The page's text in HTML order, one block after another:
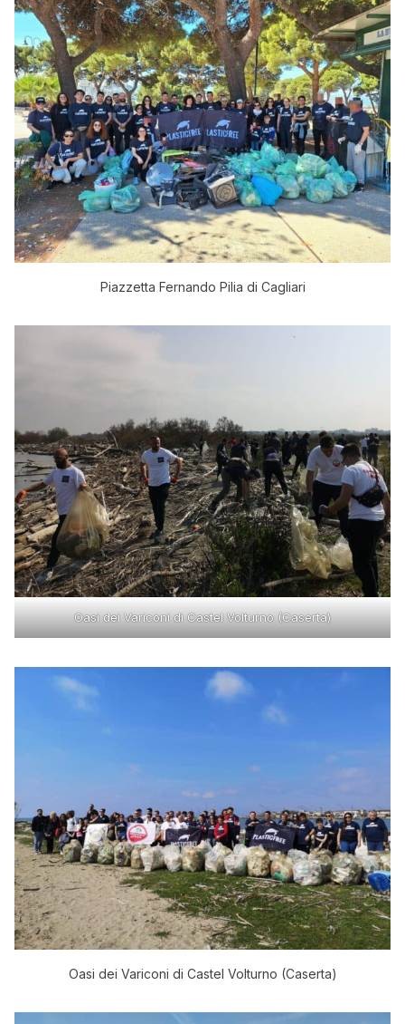
Piazzetta Fernando Pilia di Cagliari
Oasi dei Variconi di Castel Volturno (Caserta)
Oasi dei Variconi di Castel Volturno (Caserta)